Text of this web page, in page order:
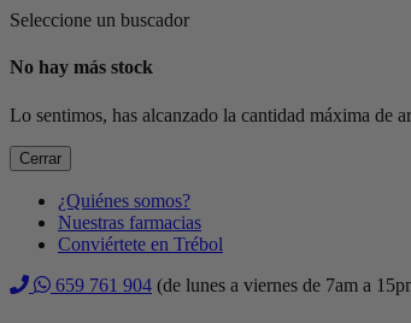
Seleccione un buscador
No hay más stock
Lo sentimos, has alcanzado la cantidad máxima de
Cerrar
¿Quiénes somos?
Nuestras farmacias
Conviértete en Trébol
659 761 904 (de lunes a viernes de 7am a